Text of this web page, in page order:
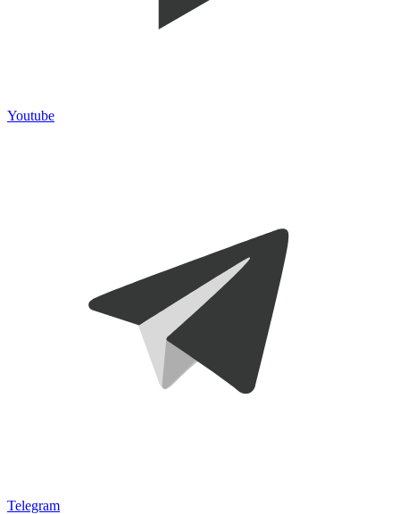
Youtube
Telegram